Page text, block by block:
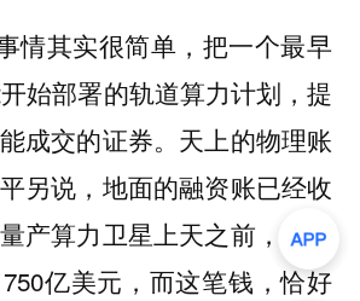
情其实很简单，把一个最早
始部署的轨道算力计划，提
成交的证券。天上的物理账
另说，地面的融资账已经收
产算力卫星上天之前，这个
亿美元，而这笔钱，恰好